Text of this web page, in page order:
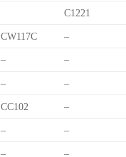
C1221
CW117C –
– –
– –
CC102 –
– –
– –